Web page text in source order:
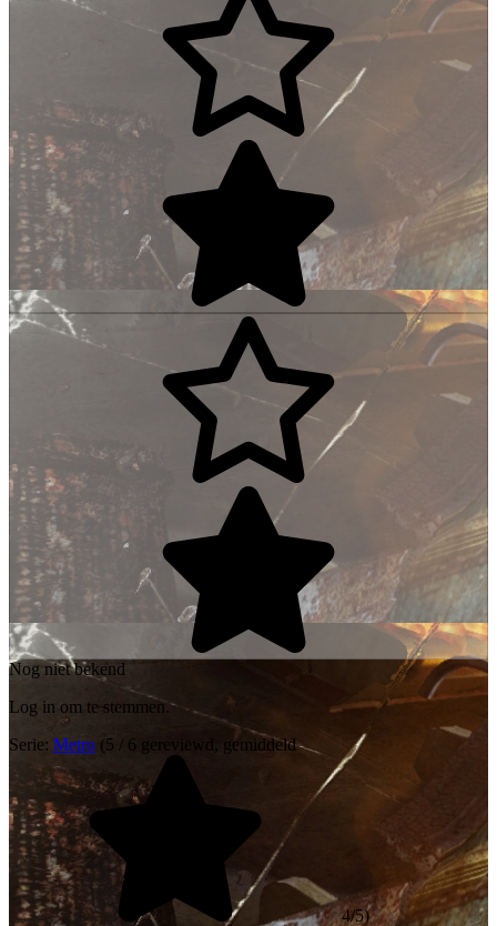
Nog niet bekend
Log in om te stemmen.
Serie: Metro (5 / 6 gereviewd, gemiddeld
4/5)